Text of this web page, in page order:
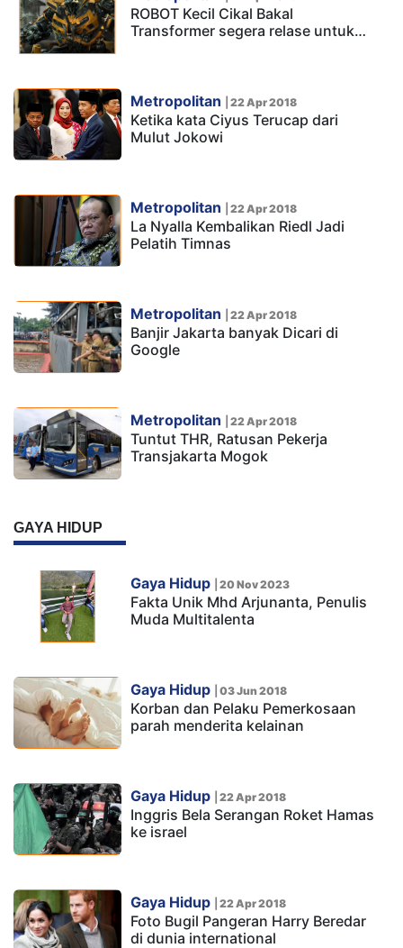
ROBOT Kecil Cikal Bakal
Transformer segera relase untuk…
Metropolitan 22 Apr 2018
Ketika kata Ciyus Terucap dari
Mulut Jokowi
Metropolitan 22 Apr 2018
La Nyalla Kembalikan Riedl Jadi
Pelatih Timnas
Metropolitan 22 Apr 2018
Banjir Jakarta banyak Dicari di
Google
Metropolitan 22 Apr 2018
Tuntut THR, Ratusan Pekerja
Transjakarta Mogok
GAYA HIDUP
Gaya Hidup 20 Nov 2023
Fakta Unik Mhd Arjunanta, Penulis
Muda Multitalenta
Gaya Hidup 03 Jun 2018
Korban dan Pelaku Pemerkosaan
parah menderita kelainan
Gaya Hidup 22 Apr 2018
Inggris Bela Serangan Roket Hamas
ke israel
Gaya Hidup 22 Apr 2018
Foto Bugil Pangeran Harry Beredar
di dunia international